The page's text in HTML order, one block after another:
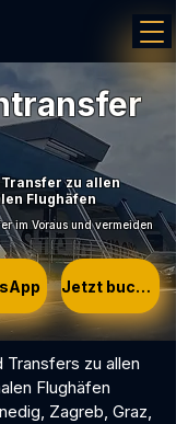
zu allen
Flughäfen
im Voraus und vermeiden
Jetzt buchen
Transfers zu allen
Flughäfen
Zagreb, Graz,